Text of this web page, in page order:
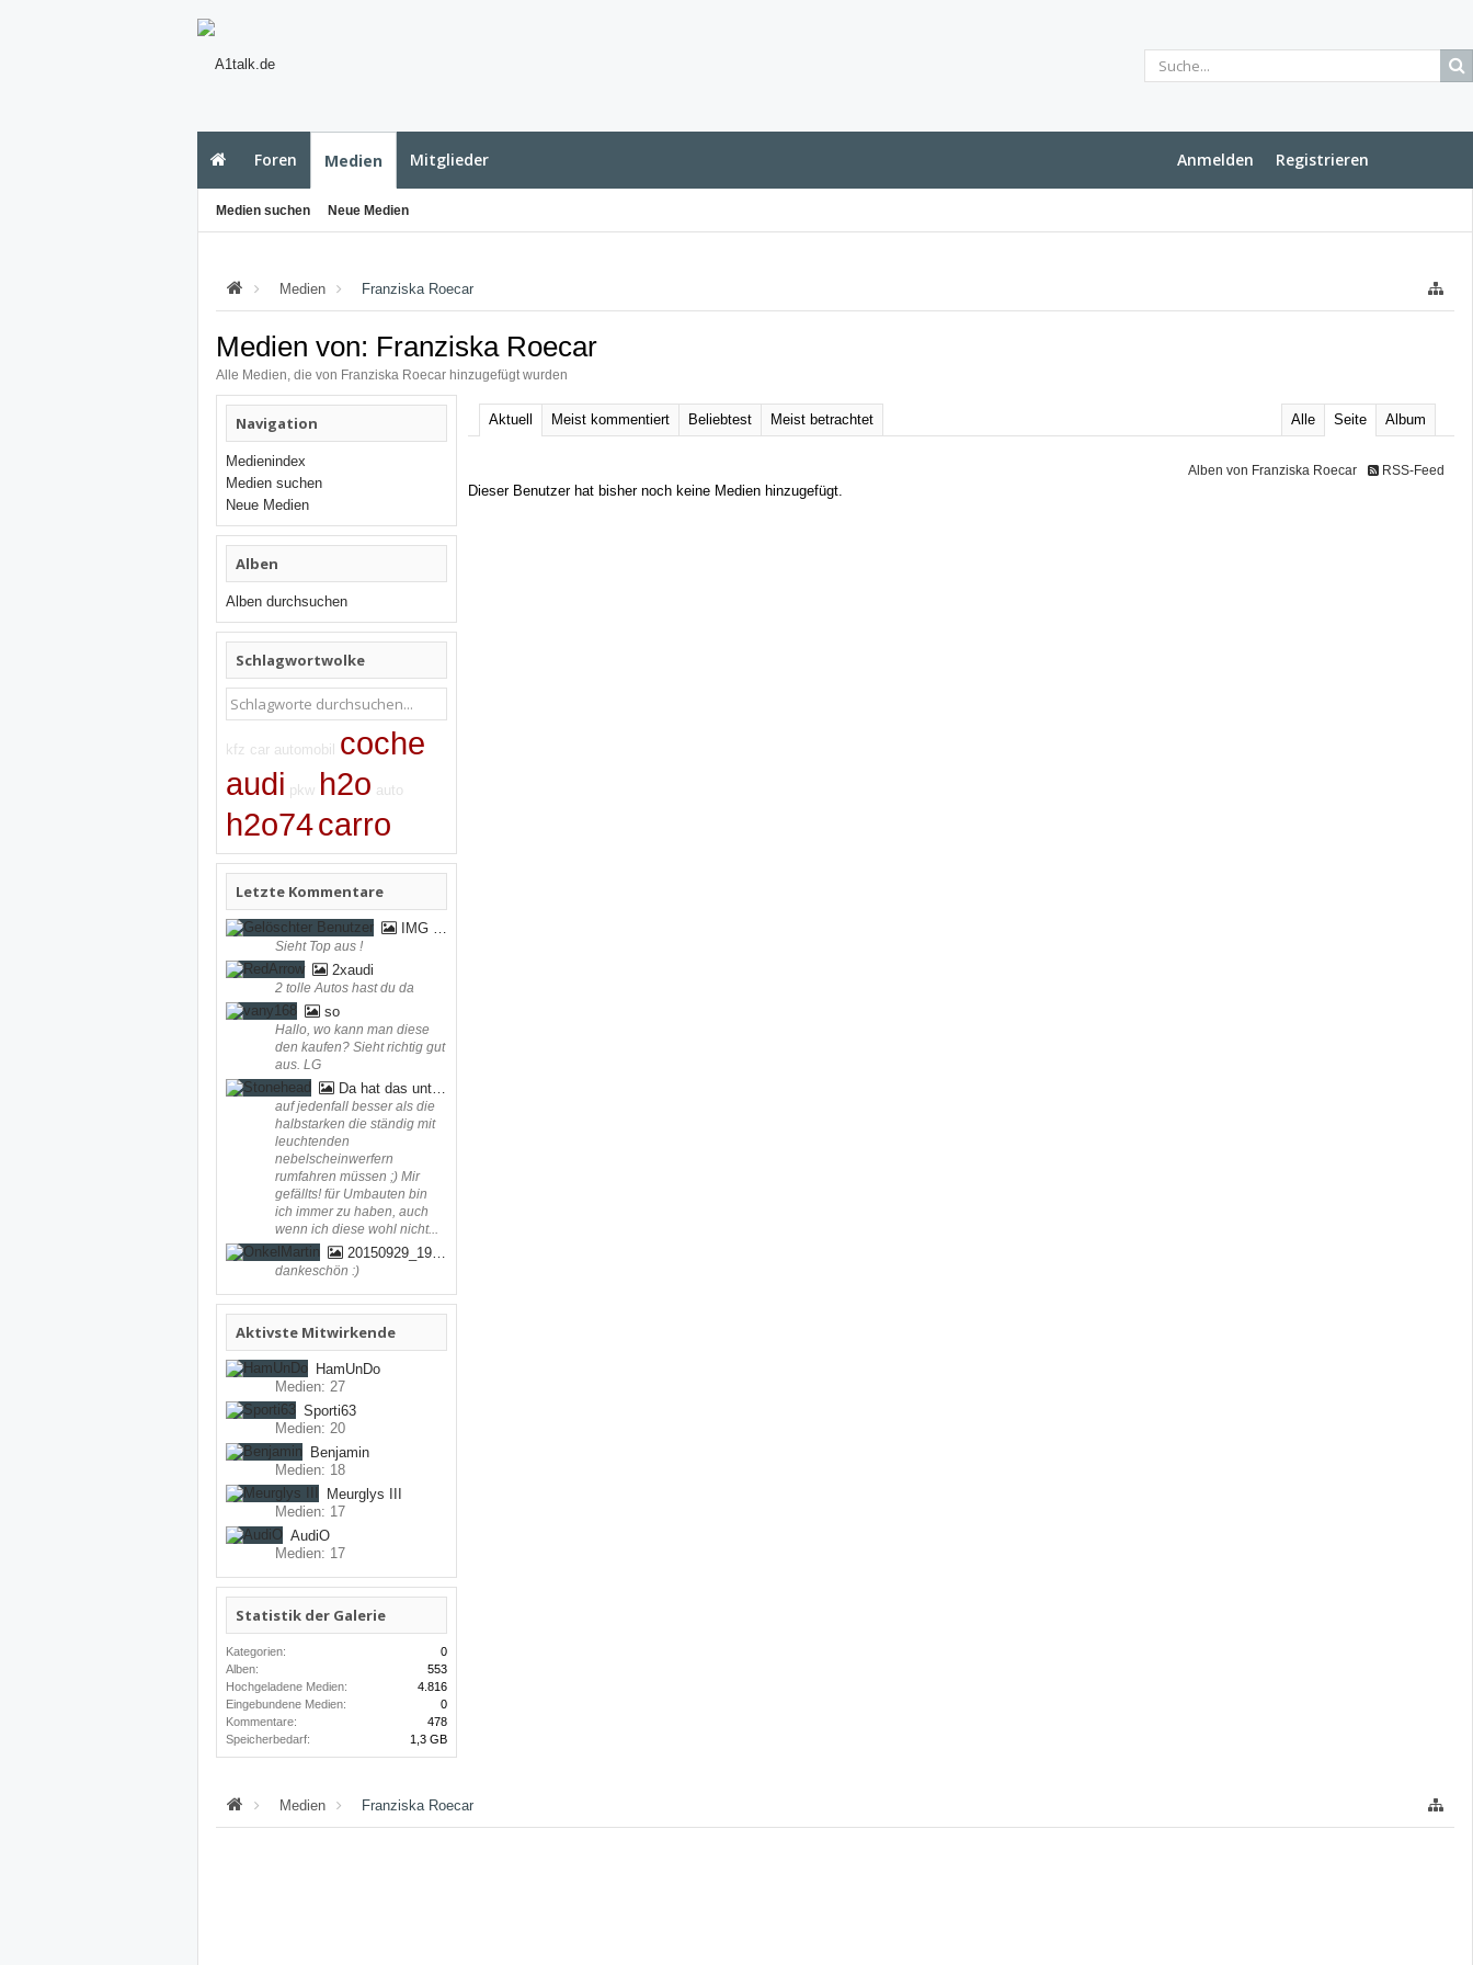
Foren Medien
Medien suchen Neue Medien
Mitglieder Anmelden Registrieren
Medien Franziska Roecar
Medien von: Franziska Roecar
Alle Medien, die von Franziska Roecar hinzugefügt wurden
Aktuell Meist kommentiert Beliebtest Meist betrachtet Alle Seite Album
Alben von Franziska Roecar RSS-Feed
Dieser Benutzer hat bisher noch keine Medien hinzugefügt.
Navigation
Medienindex
Medien suchen
Neue Medien
Alben
Alben durchsuchen
Schlagwortwolke
kfz car automobil coche
audi pkw h2o auto
h2o74carro
Letzte Kommentare
IMG 0702
Sieht Top aus !
2xaudi
2 tolle Autos hast du da
so
Hallo, wo kann man diese
den kaufen? Sieht richtig gut
aus. LG
Da hat das untere LED Tagfahrlicht zum ersten mal funktioniert ;) (bei mir in der Werkstatt)
auf jedenfall besser als die
halbstarken die ständig mit
leuchtenden
nebelscheinwerfern
rumfahren müssen ;) Mir
gefällts! für Umbauten bin
ich immer zu haben, auch
wenn ich diese wohl nicht...
20150929_194308
dankeschön :)
Aktivste Mitwirkende
HamUnDo
Medien: 27
Sporti63
Medien: 20
Benjamin
Medien: 18
Meurglys III
Medien: 17
AudiO
Medien: 17
Statistik der Galerie
Kategorien:
0
Alben:
553
Hochgeladene Medien:
4.816
Eingebundene Medien:
0
Kommentare:
478
Speicherbedarf:
1,3 GB
Medien Franziska Roecar